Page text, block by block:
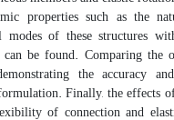
properties such as the
modes of these structures
be found. Comparing the
the accuracy
Finally, the effects
of connection and